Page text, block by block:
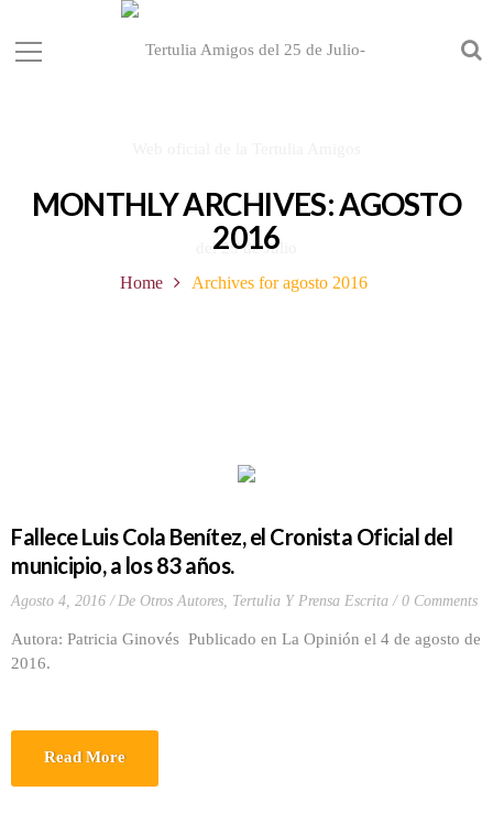
MONTHLY ARCHIVES: AGOSTO
2016
Home Archives for agosto 2016
Fallece Luis Cola Benítez, el Cronista Oficial del
municipio, a los 83 años.
Agosto 4, 2016 De Otros Autores, Tertulia Y Prensa Escrita 0 Comments
Autora: Patricia Ginovés Publicado en La Opinión el 4 de agosto de
2016.
Read More